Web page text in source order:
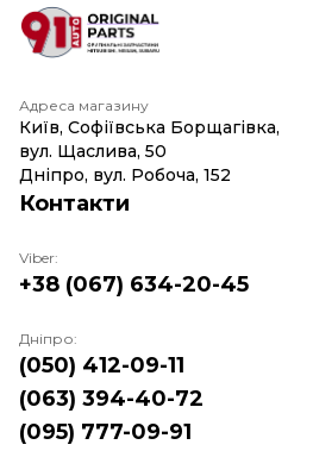
Адреса магазину
Київ, Софіївська Борщагівка,
вул. Щаслива, 50
Дніпро, вул. Робоча, 152
Контакти
Viber:
+38 (067) 634-20-45
Дніпро:
(050) 412-09-11
(063) 394-40-72
(095) 777-09-91